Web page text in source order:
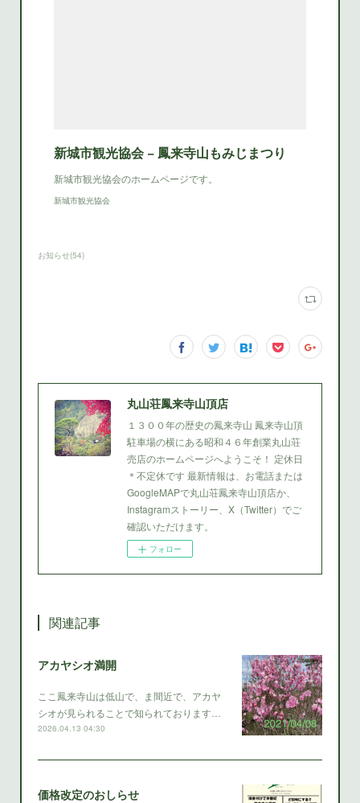
新城市観光協会 − 鳳来寺山もみじまつり
新城市観光協会のホームページです。
新城市観光協会
お知らせ(54)
丸山荘鳳来寺山頂店
１３００年の歴史の鳳来寺山 鳳来寺山頂
駐車場の横にある昭和４６年創業丸山荘
売店のホームページへようこそ！ 定休日
＊不定休です 最新情報は、お電話または
GoogleMAPで丸山荘鳳来寺山頂店か、
Instagramストーリー、X（Twitter）でご
確認いただけます。
フォロー
関連記事
アカヤシオ満開
ここ鳳来寺山は低山で、ま間近で、アカヤ
シオが見られることで知られております…
2026.04.13 04:30
価格改定のおしらせ